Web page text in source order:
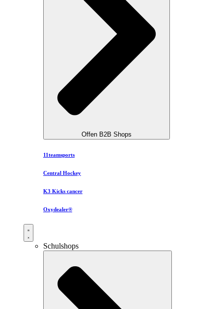
Offen B2B Shops
11teamsports
Central Hockey
K3 Kicks cancer
Oxydealer®
Schulshops